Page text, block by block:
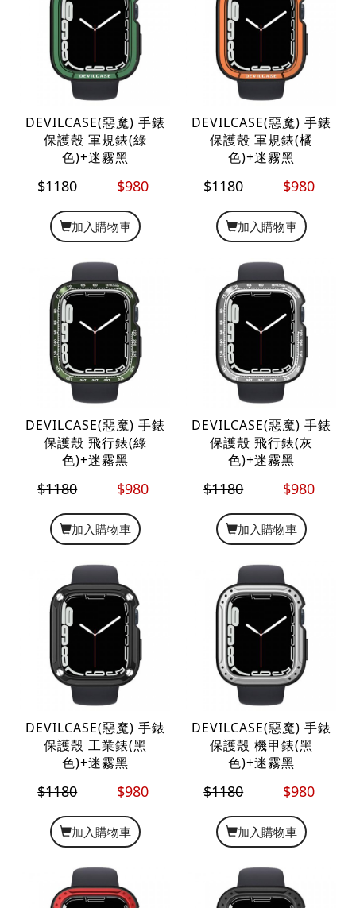
DEVILCASE(惡魔) 手錶
保護殼 軍規錶(綠
色)+迷霧黑
$1180 $980
加入購物車
DEVILCASE(惡魔) 手錶
保護殼 軍規錶(橘
色)+迷霧黑
$1180 $980
加入購物車
DEVILCASE(惡魔) 手錶
保護殼 飛行錶(綠
色)+迷霧黑
$1180 $980
加入購物車
DEVILCASE(惡魔) 手錶
保護殼 飛行錶(灰
色)+迷霧黑
$1180 $980
加入購物車
DEVILCASE(惡魔) 手錶
保護殼 工業錶(黑
色)+迷霧黑
$1180 $980
加入購物車
DEVILCASE(惡魔) 手錶
保護殼 機甲錶(黑
色)+迷霧黑
$1180 $980
加入購物車